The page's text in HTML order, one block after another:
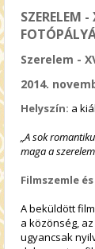
SZERELEM
Szerelem -
2014.
Helyszín: a
„A sok
maga a
Filmszemle
A beküldött
a közönség,
ugyancsak